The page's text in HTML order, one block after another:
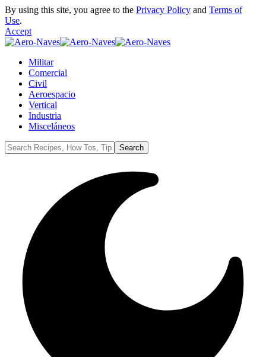
By using this site, you agree to the Privacy Policy and Terms of
Use.
Accept
Militar
Comercial
Civil
Aeroespacio
Vertical
Industria
Misceláneos